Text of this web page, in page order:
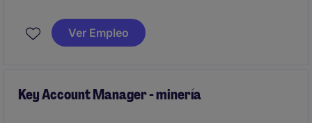
objetivos de ventas establecidos. Este rol requiere
experiencia en el sector minero y habilidades
Ver Empleo
Key Account Manager - minería